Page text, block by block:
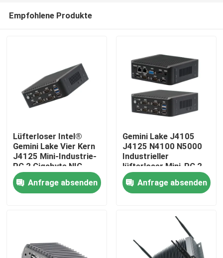
Startseite
Über uns
Empfohlene Produkte
Lüfterloser Intel®
Gemini Lake Vier Kern
J4125 Mini-Industrie-
PC 2 Gigabyte NIC
6COM Nuc
Anfrage absenden
Gemini Lake J4105
J4125 N4100 N5000
Industrieller
lüfterloser Mini-PC 2
LAN 6COM Nuc
Anfrage absenden